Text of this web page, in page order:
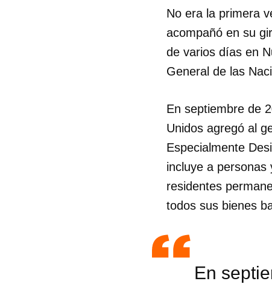
No era la primera
acompañó en su
de varios días en
General de las
En septiembre de
Unidos agregó al
Especialmente
incluye a personas
residentes
todos sus bienes
En